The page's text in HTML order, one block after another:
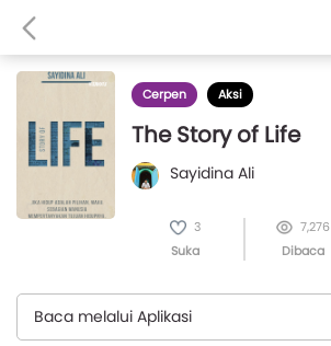
Cerpen Aksi
The Story of Life
Sayidina Ali
3
Suka
7,276
Dibaca
Baca melalui Aplikasi